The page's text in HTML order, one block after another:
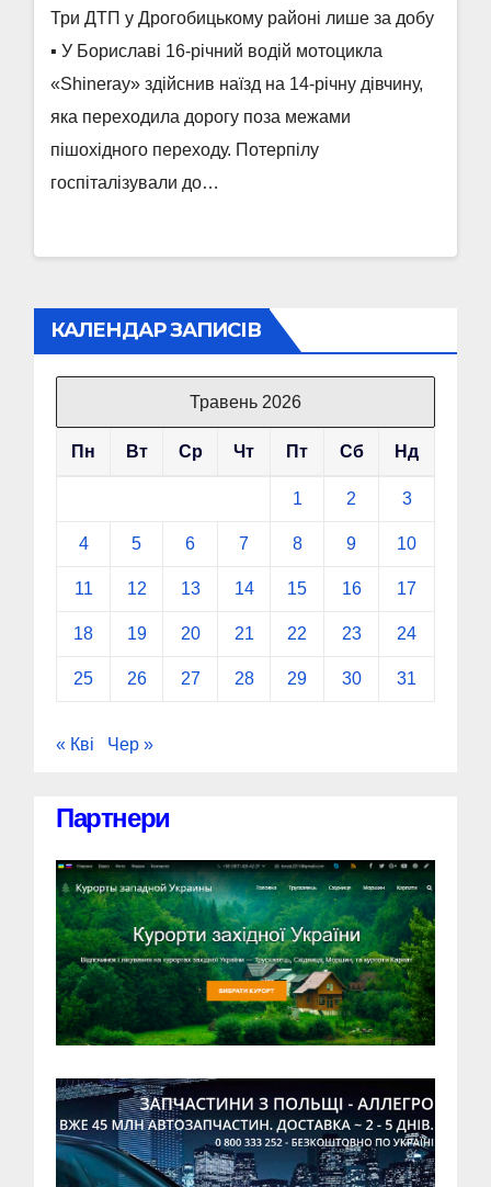
Три ДТП у Дрогобицькому районі лише за добу
▪️ У Бориславі 16-річний водій мотоцикла
«Shineray» здійснив наїзд на 14-річну дівчину,
яка переходила дорогу поза межами
пішохідного переходу. Потерпілу
госпіталізували до…
КАЛЕНДАР ЗАПИСІВ
Травень 2026
Пн Вт Ср Чт Пт Сб Нд
1 2 3
4 5 6 7 8 9 10
11 12 13 14 15 16 17
18 19 20 21 22 23 24
25 26 27 28 29 30 31
« Кві Чер »
Партнери